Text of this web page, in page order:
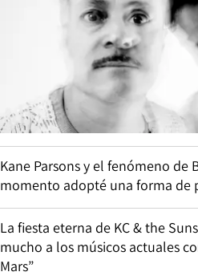
Kane Parsons y el fenómeno de
momento adopté una forma de
La fiesta eterna de KC & the
mucho a los músicos actuales
Mars”